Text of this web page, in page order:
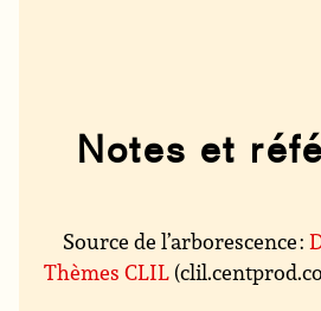
Notes et
Source de l’arborescence :
Thèmes CLIL